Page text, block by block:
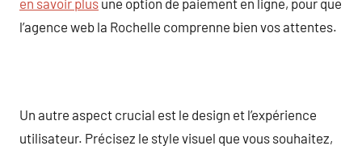
l’agence web la Rochelle comprenne bien vos attentes.
Un autre aspect crucial est le design et l’expérience
utilisateur. Précisez le style visuel que vous souhaitez,